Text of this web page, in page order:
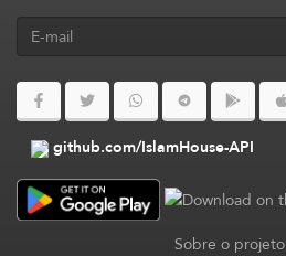
github.com/IslamHouse-API
Sobre o projeto